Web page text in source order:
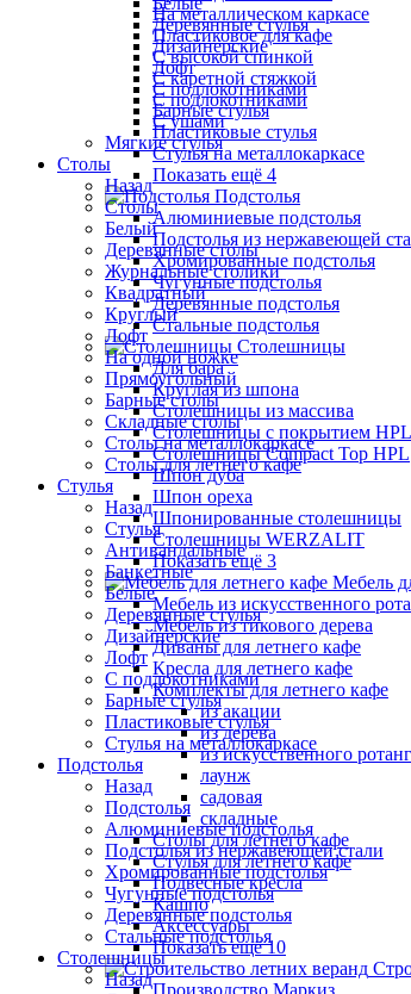
Деревянные стулья
Дизайнерские
Лофт
С подлокотниками
Барные стулья
Пластиковые стулья
Стулья на металлокаркасе
Показать ещё 4
Подстолья
Алюминиевые подстолья
Подстолья из нержавеющей
Хромированные подстолья
Чугунные подстолья
Деревянные подстолья
Стальные подстолья
Столешницы
Для бара
Круглая из шпона
Столешницы из массива
Столешницы с покрытием HPL
Столешницы Сompact Top HPL
Шпон дуба
Шпон ореха
Шпонированные столешницы
Столешницы WERZALIT
Показать ещё 3
Мебель
Мебель из искусственного
Мебель из тикового дерева
Диваны для летнего кафе
Кресла для летнего кафе
Комплекты для летнего кафе
из акации
из дерева
из искусственного
лаунж
садовая
складные
Столы для летнего кафе
Стулья для летнего кафе
Подвесные кресла
Кашпо
Аксессуары
Показать ещё 10
Производство Маркиз
На металлическом каркасе
Пластиковое для кафе
С высокой спинкой
С каретной стяжкой
С подлокотниками
С ушами
Мягкие стулья
Столы
Назад
Столы
Белый
Деревянные столы
Журнальные столики
Квадратный
Круглый
Лофт
На одной ножке
Прямоугольный
Барные столы
Складные столы
Столы на металлокаркасе
Столы для летнего кафе
Стулья
Назад
Стулья
Антивандальные
Банкетные
Белые
Деревянные стулья
Дизайнерские
Лофт
С подлокотниками
Барные стулья
Пластиковые стулья
Стулья на металлокаркасе
Подстолья
Назад
Подстолья
Алюминиевые подстолья
Подстолья из нержавеющей стали
Хромированные подстолья
Чугунные подстолья
Деревянные подстолья
Стальные подстолья
Столешницы
Назад